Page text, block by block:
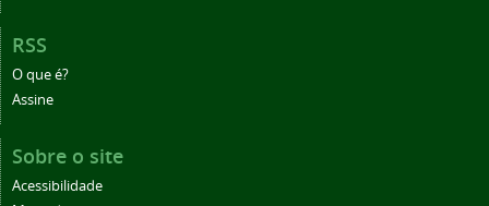
RSS
O que é?
Assine
Sobre o site
Acessibilidade